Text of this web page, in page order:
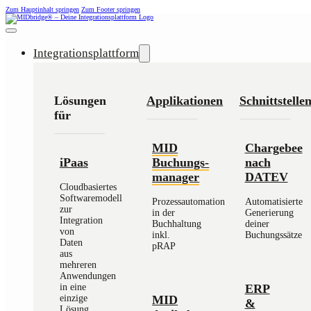
Zum Hauptinhalt springen Zum Footer springen
Integrationsplattform
Lösungen
für
iPaas
Cloudbasiertes
Softwaremodell
zur
Integration
von
Daten
aus
mehreren
Anwendungen
in eine
einzige
Applikationen
MID
Buchungs­
manager
Prozessautomation
in der
Buchhaltung
inkl.
pRAP
MID
Schnittstellen
Chargebee
nach
DATEV
Automatisierte
Generierung
deiner
Buchungssätze
ERP
&